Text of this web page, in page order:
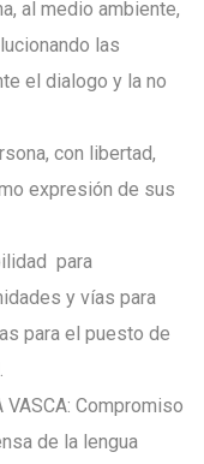
al medio ambiente,
las
el dialogo y la no
con libertad,
expresión de sus
para
y vías para
para el puesto de
VASCA: Compromiso
de la lengua